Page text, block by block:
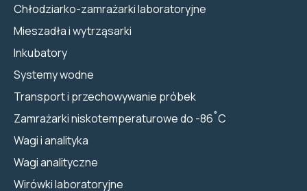
Chłodziarko-zamrażarki laboratoryjne
Mieszadła i wytrząsarki
Inkubatory
Systemy wodne
Transport i przechowywanie próbek
Zamrażarki niskotemperaturowe do -86˚C
Wagi i analityka
Wagi analityczne
Wirówki laboratoryjne